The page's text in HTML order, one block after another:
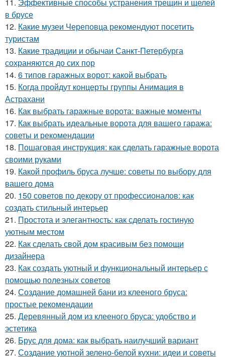
11. Эффективные способы устранения трещин и щелей
в брусе
12. Какие музеи Череповца рекомендуют посетить
туристам
13. Какие традиции и обычаи Санкт-Петербурга
сохраняются до сих пор
14. 6 типов гаражных ворот: какой выбрать
15. Когда пройдут концерты группы Анимация в
Астрахани
16. Как выбрать гаражные ворота: важные моменты
17. Как выбрать идеальные ворота для вашего гаража:
советы и рекомендации
18. Пошаговая инструкция: как сделать гаражные ворота
своими руками
19. Какой профиль бруса лучше: советы по выбору для
вашего дома
20. 150 советов по декору от профессионалов: как
создать стильный интерьер
21. Простота и элегантность: как сделать гостиную
уютным местом
22. Как сделать свой дом красивым без помощи
дизайнера
23. Как создать уютный и функциональный интерьер с
помощью полезных советов
24. Создание домашней бани из клееного бруса:
простые рекомендации
25. Деревянный дом из клееного бруса: удобство и
эстетика
26. Брус для дома: как выбрать наилучший вариант
27. Создание уютной зелено-белой кухни: идеи и советы